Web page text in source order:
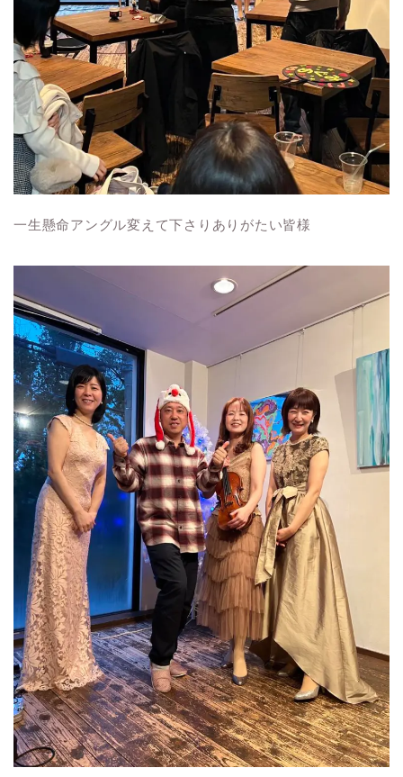
一生懸命アングル変えて下さりありがたい皆様